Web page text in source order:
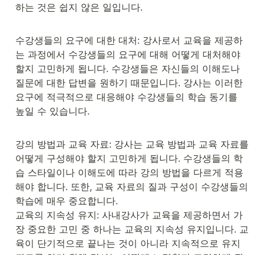
하는 것은 쉽지 않은 일입니다.
수강생들의 요구에 대한 대처: 강사로서 교육을 제공하
는 과정에서 수강생들의 요구에 대해 어떻게 대처해야
할지 고민하게 됩니다. 수강생들은 자신들의 이해도나
질문에 대한 답변을 원하기 때문입니다. 강사는 이러한
요구에 적극적으로 대응해야 수강생들의 학습 동기를
높일 수 있습니다.
강의 방법과 교육 자료: 강사는 교육 방법과 교육 자료를
어떻게 구성해야 할지 고민하게 됩니다. 수강생들의 학
습 스타일이나 이해도에 따라 강의 방법을 다르게 적용
해야 합니다. 또한, 교육 자료의 질과 구성이 수강생들의
학습에 매우 중요합니다.
교육의 지속성 유지: 사내강사가 교육을 제공하면서 가
장 중요한 고민 중 하나는 교육의 지속성 유지입니다. 교
육이 단기적으로 끝나는 것이 아니라 지속적으로 유지